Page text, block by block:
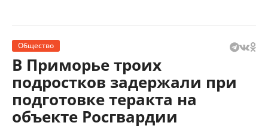
Общество
В Приморье троих
подростков задержали при
подготовке теракта на
объекте Росгвардии